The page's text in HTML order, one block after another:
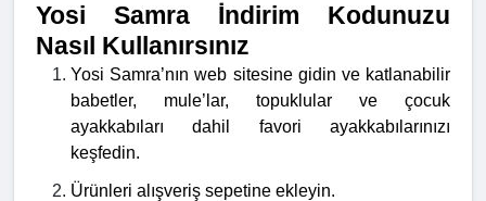
Yosi Samra İndirim Kodunuzu
Nasıl Kullanırsınız
Yosi Samra’nın web sitesine gidin ve katlanabilir
babetler, mule’lar, topuklular ve çocuk
ayakkabıları dahil favori ayakkabılarınızı
keşfedin.
Ürünleri alışveriş sepetine ekleyin.